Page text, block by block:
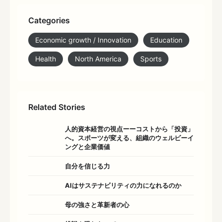
Categories
Economic growth / Innovation Education
Health North America Sports
Related Stories
人的資本経営の視点ーーコストから「投資」
へ。スポーツが変える、組織のウェルビーイ
ングと企業価値
自分を信じる力
AIはサステナビリティの力になれるのか
母の強さと革新者の心